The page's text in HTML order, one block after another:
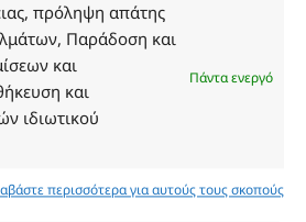
πρόληψη απάτης
Παράδοση και
και
και
ιδιωτικού
Πάντα ενεργό
περισσότερα για αυτούς τους σκοπούς